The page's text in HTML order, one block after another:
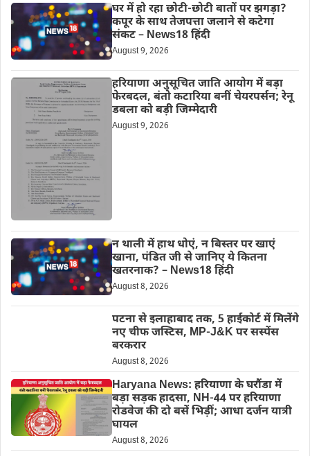
घर में हो रहा छोटी-छोटी बातों पर झगड़ा?
कपूर के साथ तेजपत्ता जलाने से कटेगा
संकट – News18 हिंदी
August 9, 2026
हरियाणा अनुसूचित जाति आयोग में बड़ा
फेरबदल, बंतो कटारिया बनीं चेयरपर्सन; रेनू
डबला को बड़ी जिम्मेदारी
August 9, 2026
न थाली में हाथ धोएं, न बिस्तर पर खाएं
खाना, पंडित जी से जानिए ये कितना
खतरनाक? – News18 हिंदी
August 8, 2026
पटना से इलाहाबाद तक, 5 हाईकोर्ट में मिलेंगे
नए चीफ जस्टिस, MP-J&K पर सस्पेंस
बरकरार
August 8, 2026
Haryana News: हरियाणा के घरौंडा में
बड़ा सड़क हादसा, NH-44 पर हरियाणा
रोडवेज की दो बसें भिड़ीं; आधा दर्जन यात्री
घायल
August 8, 2026